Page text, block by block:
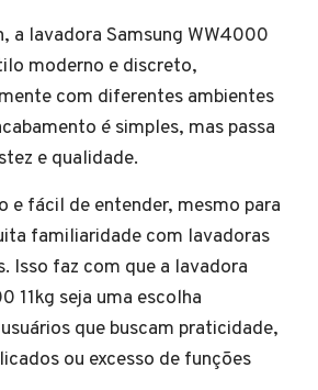
a lavadora Samsung WW4000
moderno e discreto,
com diferentes ambientes
é simples, mas passa
e qualidade.
e fácil de entender, mesmo para
familiaridade com lavadoras
Isso faz com que a lavadora
11kg seja uma escolha
que buscam praticidade,
ou excesso de funções